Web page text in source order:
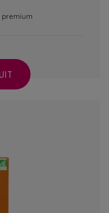
premium